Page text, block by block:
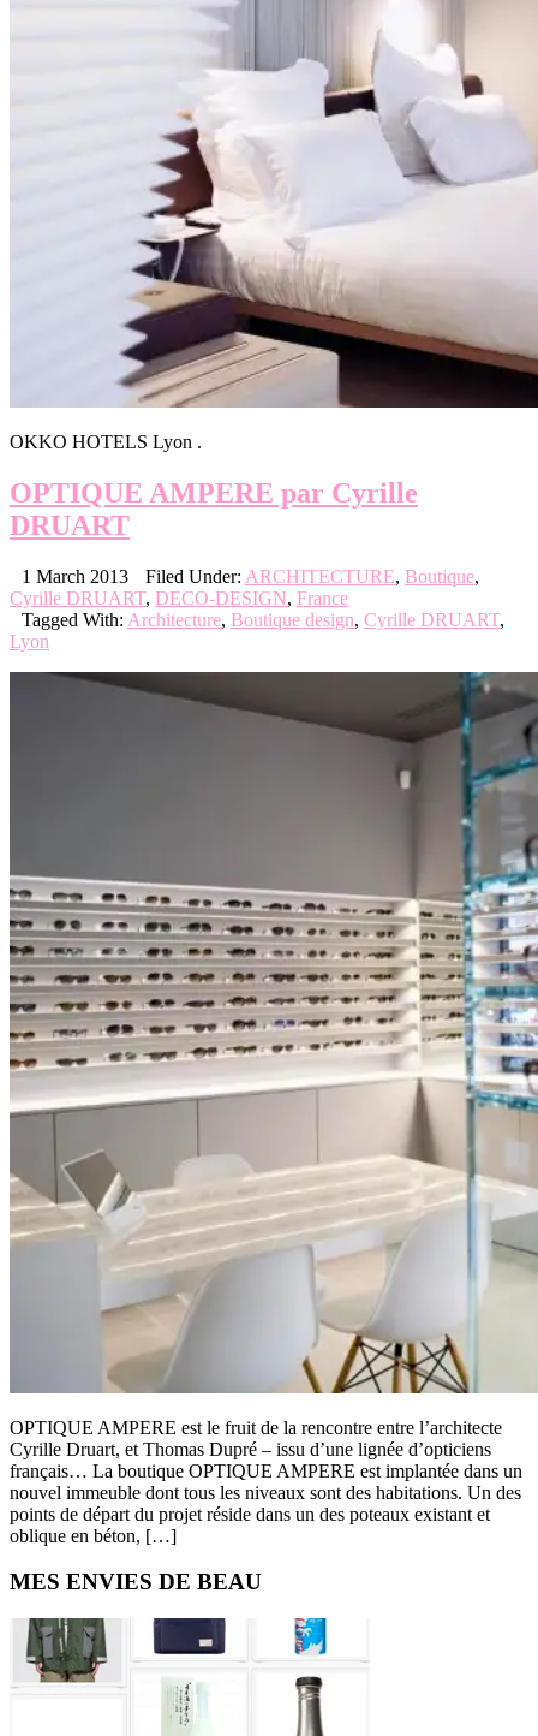
OKKO HOTELS Lyon .
OPTIQUE AMPERE par Cyrille
DRUART
1 March 2013 Filed Under: ARCHITECTURE, Boutique,
Cyrille DRUART, DECO-DESIGN, France
Tagged With: Architecture, Boutique design, Cyrille DRUART,
Lyon
OPTIQUE AMPERE est le fruit de la rencontre entre l’architecte
Cyrille Druart, et Thomas Dupré – issu d’une lignée d’opticiens
français… La boutique OPTIQUE AMPERE est implantée dans un
nouvel immeuble dont tous les niveaux sont des habitations. Un des
points de départ du projet réside dans un des poteaux existant et
oblique en béton, […]
Primary
Sidebar
MES ENVIES DE BEAU